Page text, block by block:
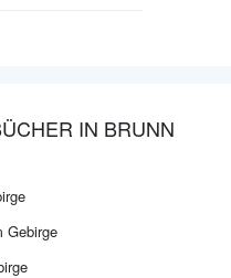
IN BRUNN
Gebirge